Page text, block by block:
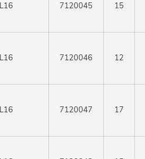
7120045 15
7120046 12
7120047 17